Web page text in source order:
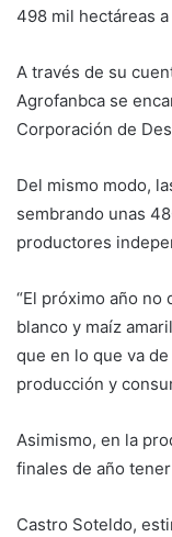
498 mil hectáreas
A través de su
Agrofanbca se
Corporación de
Del mismo modo,
sembrando unas
productores
“El próximo año
blanco y maíz
que en lo que va
producción y
Asimismo, en la
finales de año
Castro Soteldo,